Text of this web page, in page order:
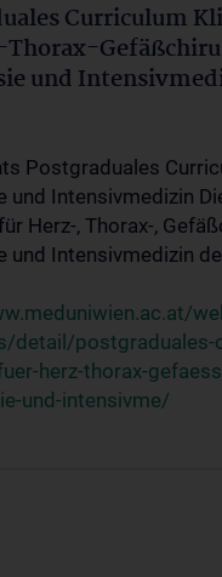
Curriculum
und
Postgraduales
und Intensivmedizin
Herz-, Thorax-,
und Intensivmedizin
detail/postgraduales-
herz-thorax-
und-intensivme/